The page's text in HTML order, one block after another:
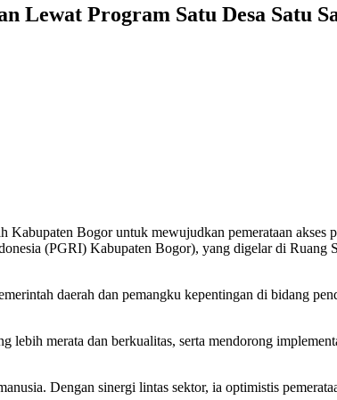
Lewat Program Satu Desa Satu
Bogor untuk mewujudkan pemerataan akses
(PGRI) Kabupaten Bogor), yang digelar di Ruang
daerah dan pemangku kepentingan di bidang
merata dan berkualitas, serta mendorong
Dengan sinergi lintas sektor, ia optimistis